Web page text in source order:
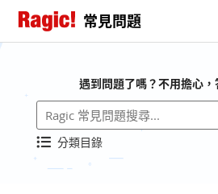
常見問題
遇到問題了嗎？不用擔心，
分類目錄